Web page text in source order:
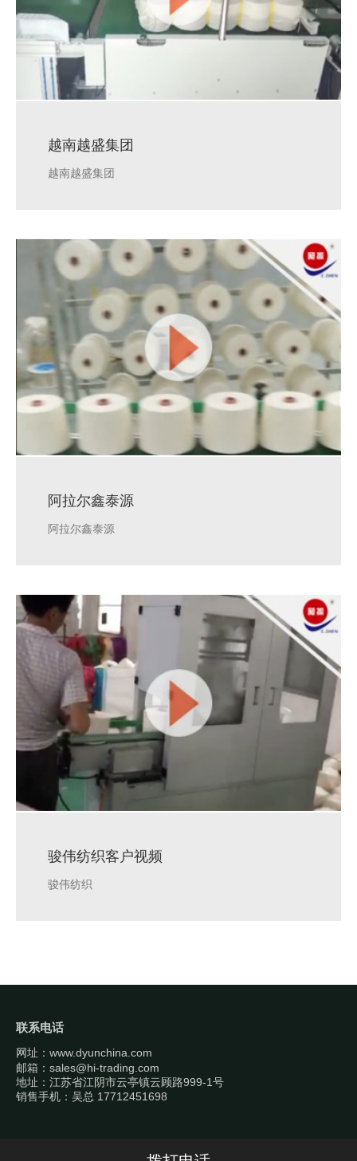
越南越盛集团
越南越盛集团
阿拉尔鑫泰源
阿拉尔鑫泰源
骏伟纺织客户视频
骏伟纺织
联系电话
网址： www.dyunchina.com
邮箱：sales@hi-trading.com
地址：江苏省江阴市云亭镇云顾路999-1号
销售手机：吴总 17712451698